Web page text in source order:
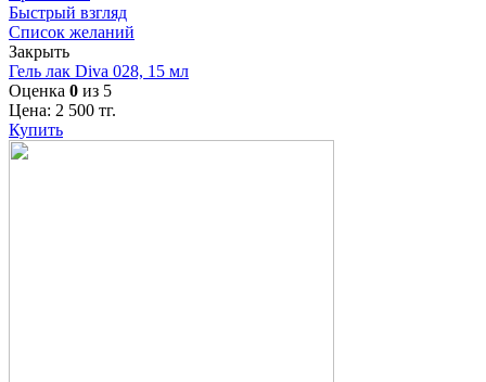
Быстрый взгляд
Список желаний
Закрыть
Гель лак Diva 028, 15 мл
Оценка 0 из 5
Цена: 2 500 тг.
Купить